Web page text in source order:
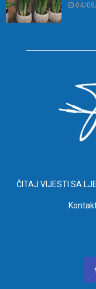
04/
ČITAJ VIJESTI SA